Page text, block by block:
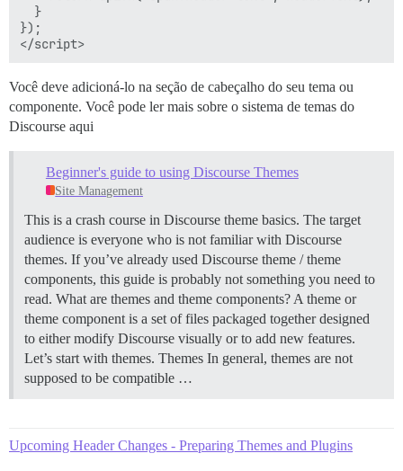
});
Você deve adicioná-lo na seção de cabeçalho do seu tema ou
componente. Você pode ler mais sobre o sistema de temas do
Discourse aqui
Beginner's guide to using Discourse Themes
Site Management
This is a crash course in Discourse theme basics. The target
audience is everyone who is not familiar with Discourse
themes. If you’ve already used Discourse theme / theme
components, this guide is probably not something you need to
read. What are themes and theme components? A theme or
theme component is a set of files packaged together designed
to either modify Discourse visually or to add new features.
Let’s start with themes. Themes In general, themes are not
supposed to be compatible …
Upcoming Header Changes - Preparing Themes and Plugins